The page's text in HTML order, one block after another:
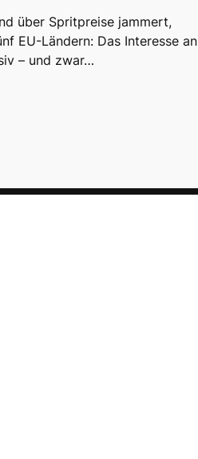
über Spritpreise jammert,
EU-Ländern: Das Interesse an
– und zwar…